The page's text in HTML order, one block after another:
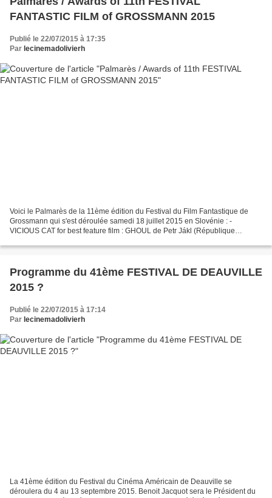
FANTASTIC FILM of GROSSMANN 2015
Publié le 22/07/2015 à 17:35
Par lecinemadolivierh
Voici le Palmarès de la 11ème édition du Festival du Film Fantastique de
Grossmann qui s'est déroulée samedi 18 juillet 2015 en Slovénie : -
VICIOUS CAT for best feature film : GHOUL de Petr Jákl (République
Programme du 41ème FESTIVAL DE DEAUVILLE
2015 ?
Publié le 22/07/2015 à 17:14
Par lecinemadolivierh
La 41ème édition du Festival du Cinéma Américain de Deauville se
déroulera du 4 au 13 septembre 2015. Benoit Jacquot sera le Président du